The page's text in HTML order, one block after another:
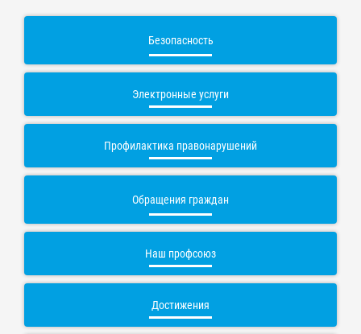
Безопасность
Электронные услуги
Профилактика правонарушений
Обращения граждан
Наш профсоюз
Достижения